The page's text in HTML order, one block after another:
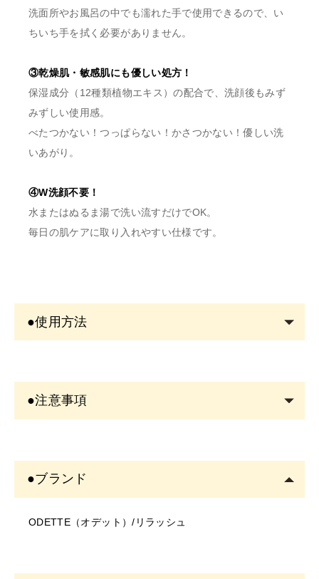
洗面所やお風呂の中でも濡れた手で使用できるので、い
ちいち手を拭く必要がありません。
③乾燥肌・敏感肌にも優しい処方！
保湿成分（12種類植物エキス）の配合で、洗顔後もみず
みずしい使用感。
べたつかない！つっぱらない！かさつかない！優しい洗
いあがり。
④W洗顔不要！
水またはぬるま湯で洗い流すだけでOK。
毎日の肌ケアに取り入れやすい仕様です。
●使用方法
●注意事項
・写真のイメージと実物とは色、模様など多少異なる場
合がございます。
ー、素材、表記など)が変更する場合があります。
●ブランド
ODETTE（オデット）/リラッシュ